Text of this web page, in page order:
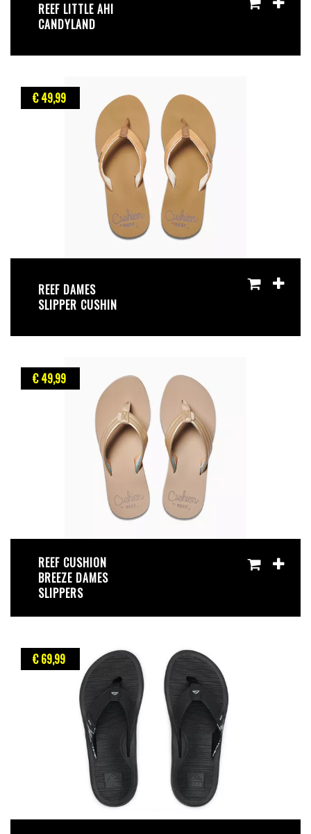
REEF LITTLE AHI
CANDYLAND
€ 49,99
REEF DAMES
SLIPPER CUSHIN
€ 49,99
REEF CUSHION
BREEZE DAMES
SLIPPERS
€ 69,99